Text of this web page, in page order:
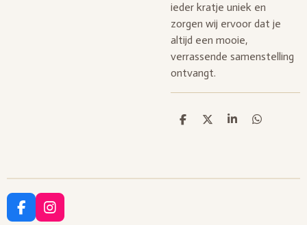
ieder kratje uniek en
zorgen wij ervoor dat je
altijd een mooie,
verrassende samenstelling
ontvangt.
D
D
S
D
F
I